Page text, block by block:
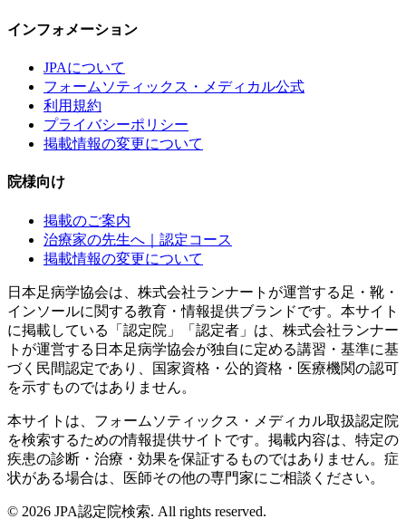
インフォメーション
JPAについて
フォームソティックス・メディカル公式
利用規約
プライバシーポリシー
掲載情報の変更について
院様向け
掲載のご案内
治療家の先生へ｜認定コース
掲載情報の変更について
日本足病学協会は、株式会社ランナートが運営する足・靴・
インソールに関する教育・情報提供ブランドです。本サイト
に掲載している「認定院」「認定者」は、株式会社ランナー
トが運営する日本足病学協会が独自に定める講習・基準に基
づく民間認定であり、国家資格・公的資格・医療機関の認可
を示すものではありません。
本サイトは、フォームソティックス・メディカル取扱認定院
を検索するための情報提供サイトです。掲載内容は、特定の
疾患の診断・治療・効果を保証するものではありません。症
状がある場合は、医師その他の専門家にご相談ください。
© 2026 JPA認定院検索. All rights reserved.